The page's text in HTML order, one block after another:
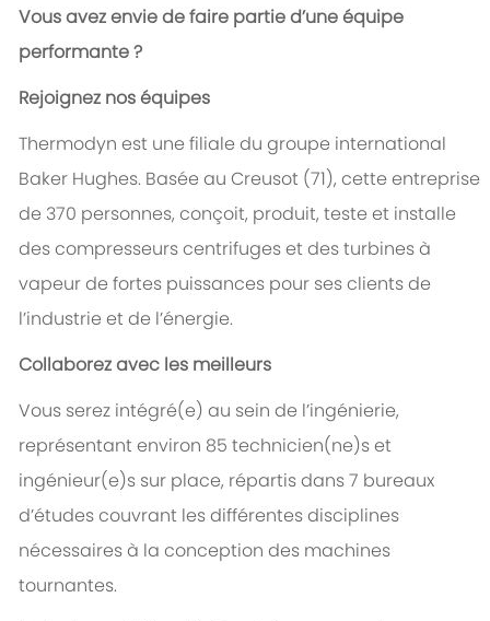
Vous avez envie de faire partie d’une équipe
performante ?
Rejoignez nos équipes
Thermodyn est une filiale du groupe international
Baker Hughes. Basée au Creusot (71), cette entreprise
de 370 personnes, conçoit, produit, teste et installe
des compresseurs centrifuges et des turbines à
vapeur de fortes puissances pour ses clients de
l’industrie et de l’énergie.
Collaborez avec les meilleurs
Vous serez intégré(e) au sein de l’ingénierie,
représentant environ 85 technicien(ne)s et
ingénieur(e)s sur place, répartis dans 7 bureaux
d’études couvrant les différentes disciplines
nécessaires à la conception des machines
tournantes.